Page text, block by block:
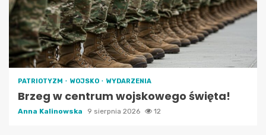
PATRIOTYZM WOJSKO WYDARZENIA
Brzeg w centrum wojskowego święta!
Anna Kalinowska 9 sierpnia 2026 12